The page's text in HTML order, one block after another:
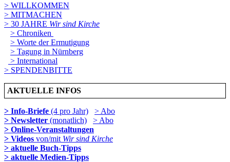
> WILLKOMMEN
> MITMACHEN
> 30 JAHRE Wir sind Kirche
> Chroniken
> Worte der Ermutigung
> Tagung in Nürnberg
> International
> SPENDENBITTE
AKTUELLE INFOS
> Info-Briefe (4 pro Jahr)
> Abo
> Newsletter (monatlich)
> Abo
> Online-Veranstaltungen
> Videos von/mit Wir sind Kirche
> aktuelle Buch-Tipps
> aktuelle Medien-Tipps